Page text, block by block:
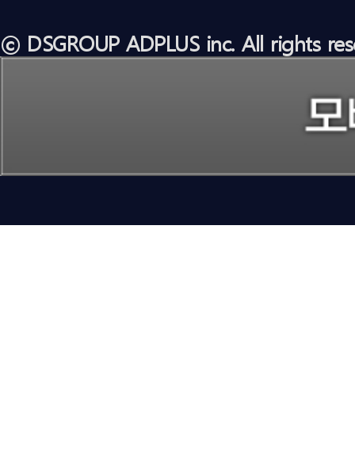
ⓒ DSGROUP ADPLUS inc. All rights